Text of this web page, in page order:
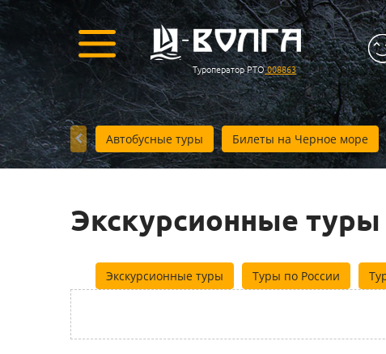
Туроператор РТО008863
Автобусные туры Билеты на Черное море
Экскурсионные
Экскурсионные туры Туры по России